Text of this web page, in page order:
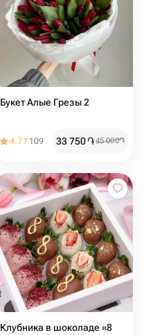
Букет Алые Грезы 2
4.77 109 33 750֏45 000֏
Клубника в шоколаде «8